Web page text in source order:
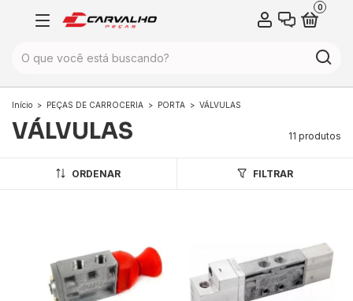
0
Início > PEÇAS DE CARROCERIA > PORTA > VÁLVULAS
VÁLVULAS 11 produtos
ORDENAR FILTRAR